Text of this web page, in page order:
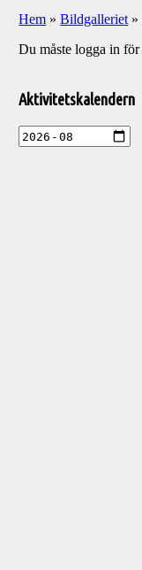
Hem »Bildgalleriet »
Du måste logga in
till
aktiviteter
Aktivitetskalendern